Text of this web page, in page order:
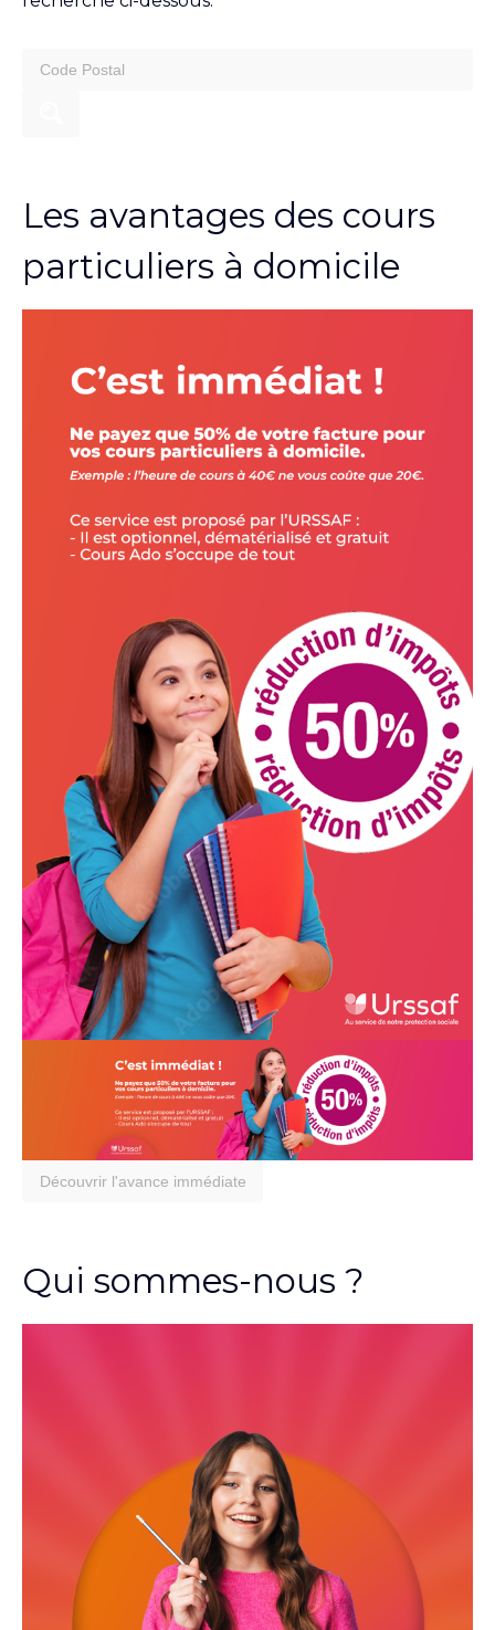
search
Les avantages des cours
particuliers à domicile
Découvrir l'avance immédiate
Qui sommes-nous ?